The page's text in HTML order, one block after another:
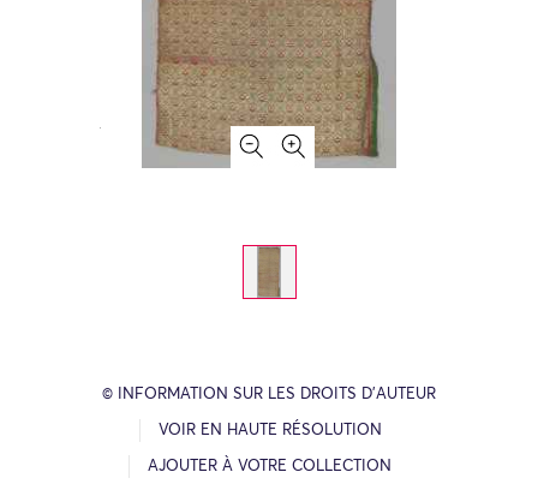
© INFORMATION SUR LES DROITS D’AUTEUR
VOIR EN HAUTE RÉSOLUTION
AJOUTER À VOTRE COLLECTION